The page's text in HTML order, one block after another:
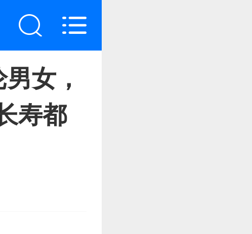
女，
寿都